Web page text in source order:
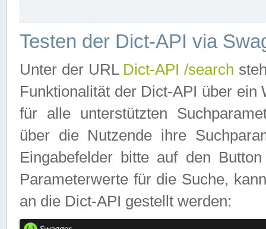
Testen der Dict-API via
Unter der URL Dict-API /search
Funktionalität der Dict-API über
für alle unterstützten
über die Nutzende ihre
Eingabefelder bitte auf den
Parameterwerte für die Suche,
an die Dict-API gestellt werden: